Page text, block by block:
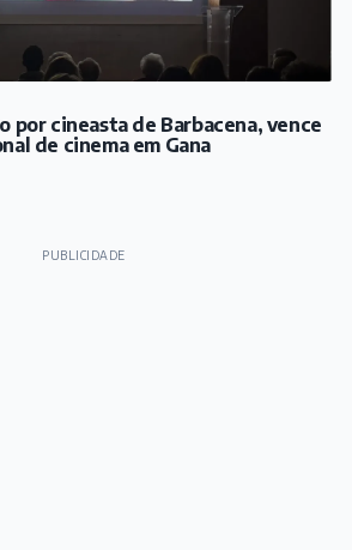
por cineasta de Barbacena, vence
de cinema em Gana
PUBLICIDADE